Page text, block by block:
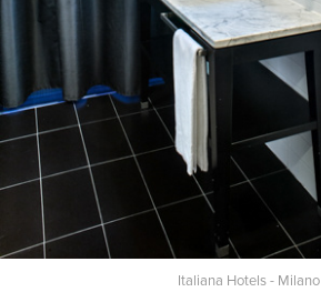
Italiana Hotels - Milano